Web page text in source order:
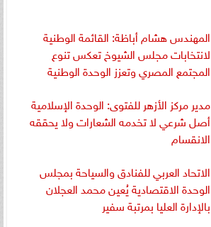
المهندس هشام أباظة: القائمة الوطنية
لانتخابات مجلس الشيوخ تعكس تنوع
المجتمع المصري وتعزز الوحدة الوطنية
مدير مركز الأزهر للفتوى: الوحدة الإسلامية
أصل شرعي لا تخدمه الشعارات ولا يحققه
الانقسام
الاتحاد العربي للفنادق والسياحة بمجلس
الوحدة الاقتصادية يُعين محمد العجلان
بالإدارة العليا بمرتبة سفير